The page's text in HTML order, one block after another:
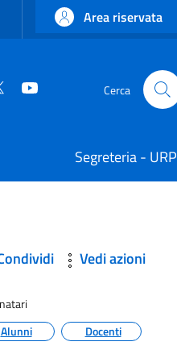
Area riservata
Twitter Cerca
Cerca
Segreteria - URP
Vedi azioni
Alunni
Docenti